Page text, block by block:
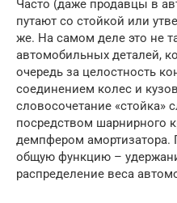
Часто (даже продавцы в
путают со стойкой или
же. На самом деле это не
автомобильных деталей,
очередь за целостность
соединением колес и
словосочетание «стойка»
посредством шарнирного
демпфером амортизатора.
общую функцию –
распределение веса